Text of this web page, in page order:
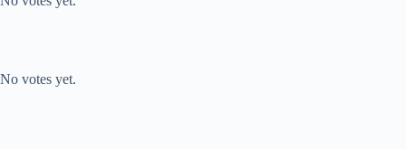
No votes yet.